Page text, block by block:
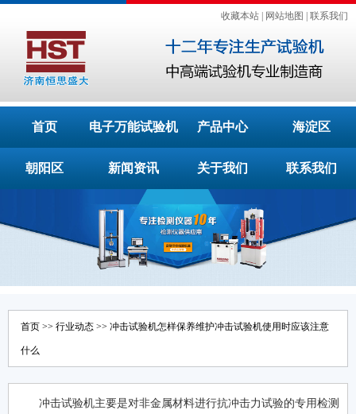
收藏本站 网站地图 联系我们
首页 电子万能试验机 产品中心 海淀区
朝阳区 新闻资讯 关于我们 联系我们
首页 >> 行业动态 >> 冲击试验机怎样保养维护冲击试验机使用时应该注意
什么
冲击试验机主要是对非金属材料进行抗冲击力试验的专用检测